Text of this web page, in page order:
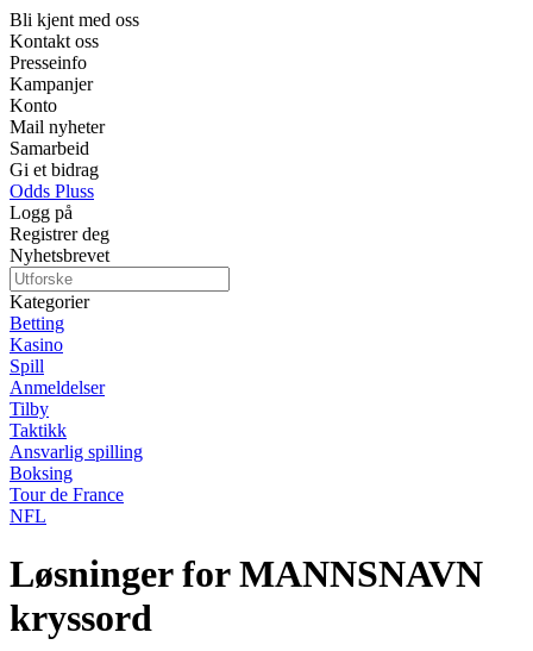
Bli kjent med oss
Kontakt oss
Presseinfo
Kampanjer
Konto
Mail nyheter
Samarbeid
Gi et bidrag
Odds Pluss
Logg på
Registrer deg
Nyhetsbrevet
Kategorier
Betting
Kasino
Spill
Anmeldelser
Tilby
Taktikk
Ansvarlig spilling
Boksing
Tour de France
NFL
Løsninger for MANNSNAVN
kryssord